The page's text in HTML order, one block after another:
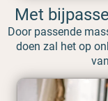
Met
Door passende
doen zal het op